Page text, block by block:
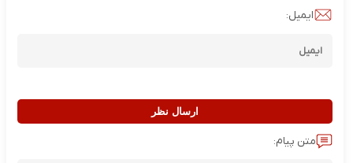
ایمیل:
ارسال نظر
متن پیام: